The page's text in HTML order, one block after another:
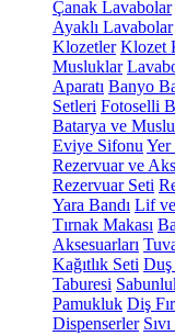
Çanak Lavabolar
Ayaklı Lavabolar
Klozetler Klozet
Musluklar
Aparatı Banyo
Setleri Fotoselli
Batarya ve
Eviye Sifonu Yer
Rezervuar ve
Rezervuar Seti
Yara Bandı Lif
Tırnak Makası
Aksesuarları
Kağıtlık Seti Duş
Taburesi
Pamukluk Diş
Dispenserler